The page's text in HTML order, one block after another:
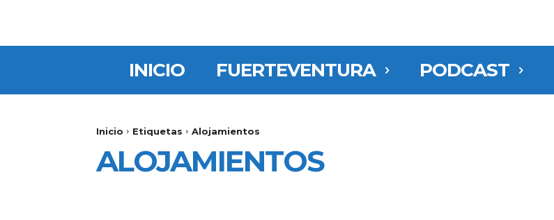
INICIO FUERTEVENTURA PODCAST
Inicio Etiquetas Alojamientos
ALOJAMIENTOS